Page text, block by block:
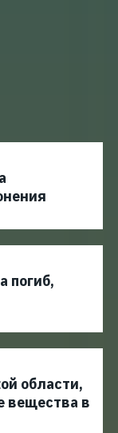
погиб,
области,
вещества в